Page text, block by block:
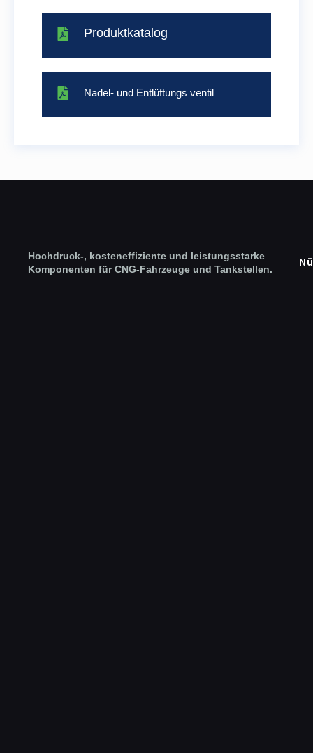
Produktkatalog
Nadel- und Entlüftungs ventil
Hochdruck-, kosteneffiziente und leistungsstarke
Komponenten für CNG-Fahrzeuge und Tankstellen.